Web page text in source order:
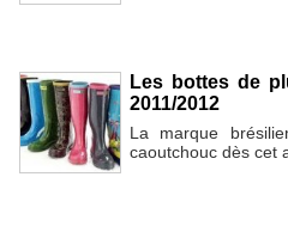
Les bottes de
2011/2012
La marque
caoutchouc dès cet